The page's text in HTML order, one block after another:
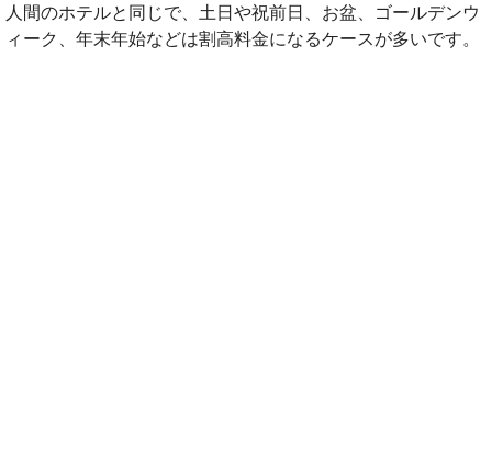
人間のホテルと同じで、土日や祝前日、お盆、ゴールデンウ
ィーク、年末年始などは割高料金になるケースが多いです。